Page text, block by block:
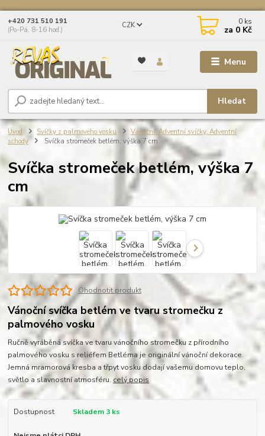
Menu
CZK
Hledat
+420 731 510 191
(Po-Pá, 8-16 hod.)
0 ks
za 0 Kč
Úvod Svíčky z palmového vosku
Vánoční, Adventní svíčky, Adventní
schody
Svíčka stromeček betlém, výška 7 cm
Svíčka stromeček betlém, výška 7
cm
Ohodnotit produkt
Vánoční svíčka betlém ve tvaru stromečku z
palmového vosku
Ručně vyráběná svíčka ve tvaru vánočního stromečku z přírodního
palmového vosku s reliéfem Betléma je originální vánoční dekorace.
Jemná mramorová kresba a třpyt vosku dodají vašemu domovu teplo,
světlo a slavnostní atmosféru. celý popis
Dostupnost Skladem 3 ks